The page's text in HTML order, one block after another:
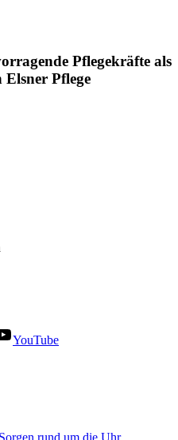
Pflegekräfte als
Pflege
YouTube
rund um die Uhr.